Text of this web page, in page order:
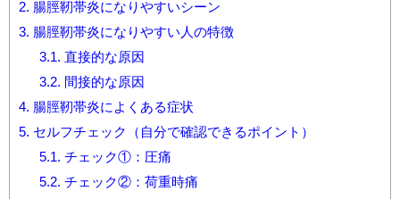
2. 腸脛靭帯炎になりやすいシーン
3. 腸脛靭帯炎になりやすい人の特徴
3.1. 直接的な原因
3.2. 間接的な原因
4. 腸脛靭帯炎によくある症状
5. セルフチェック（自分で確認できるポイント）
5.1. チェック①：圧痛
5.2. チェック②：荷重時痛